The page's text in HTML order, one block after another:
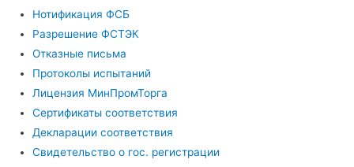
Нотификация ФСБ
Разрешение ФСТЭК
Отказные письма
Протоколы испытаний
Лицензия МинПромТорга
Сертификаты соответствия
Декларации соответствия
Свидетельство о гос. регистрации